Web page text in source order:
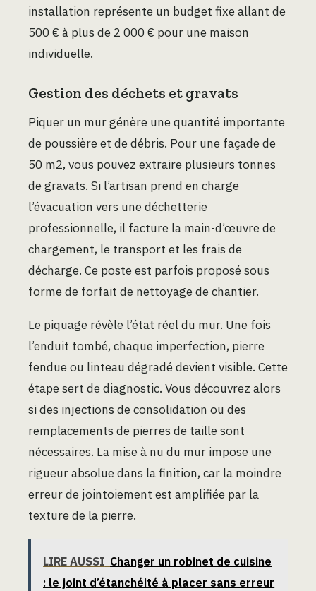
installation représente un budget fixe allant de
500 € à plus de 2 000 € pour une maison
individuelle.
Gestion des déchets et gravats
Piquer un mur génère une quantité importante
de poussière et de débris. Pour une façade de
50 m2, vous pouvez extraire plusieurs tonnes
de gravats. Si l’artisan prend en charge
l’évacuation vers une déchetterie
professionnelle, il facture la main-d’œuvre de
chargement, le transport et les frais de
décharge. Ce poste est parfois proposé sous
forme de forfait de nettoyage de chantier.
Le piquage révèle l’état réel du mur. Une fois
l’enduit tombé, chaque imperfection, pierre
fendue ou linteau dégradé devient visible. Cette
étape sert de diagnostic. Vous découvrez alors
si des injections de consolidation ou des
remplacements de pierres de taille sont
nécessaires. La mise à nu du mur impose une
rigueur absolue dans la finition, car la moindre
erreur de jointoiement est amplifiée par la
texture de la pierre.
LIRE AUSSI Changer un robinet de cuisine
: le joint d’étanchéité à placer sans erreur